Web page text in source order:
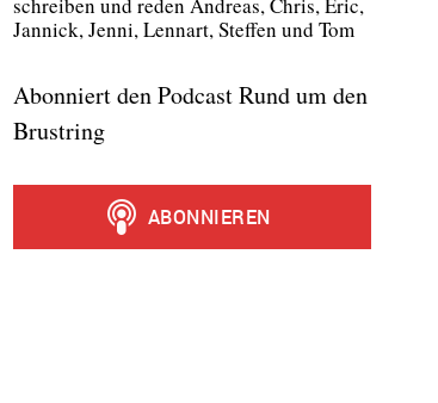
Jan­nick, Jen­ni, Lenn­art, Stef­fen und Tom
Abonniert den Podcast Rund um den
Brustring